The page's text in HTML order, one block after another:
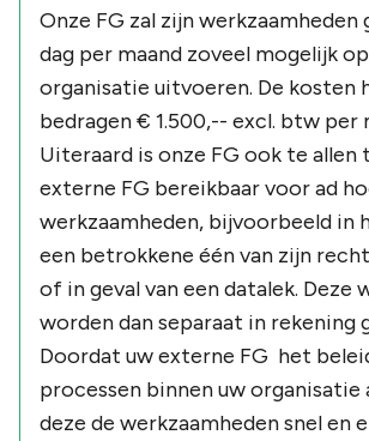
Onze FG zal zijn werkzaamheden
dag per maand zoveel mogelijk
organisatie uitvoeren. De kosten
bedragen € 1.500,-- excl. btw per
Uiteraard is onze FG ook te allen
externe FG bereikbaar voor ad
werkzaamheden, bijvoorbeeld in
een betrokkene één van zijn
of in geval van een datalek. Deze
worden dan separaat in rekening
Doordat uw externe FG het
processen binnen uw organisatie
deze de werkzaamheden snel en